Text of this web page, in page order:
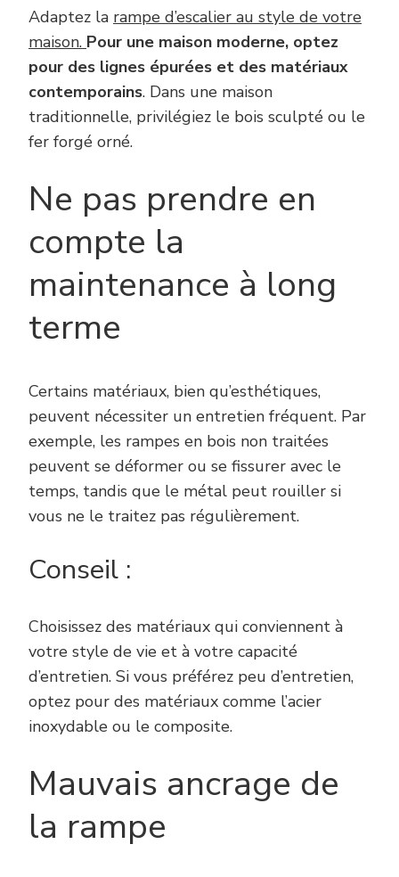
Adaptez la rampe d’escalier au style de votre
maison. Pour une maison moderne, optez
pour des lignes épurées et des matériaux
contemporains. Dans une maison
traditionnelle, privilégiez le bois sculpté ou le
fer forgé orné.
Ne pas prendre en
compte la
maintenance à long
terme
Certains matériaux, bien qu’esthétiques,
peuvent nécessiter un entretien fréquent. Par
exemple, les rampes en bois non traitées
peuvent se déformer ou se fissurer avec le
temps, tandis que le métal peut rouiller si
vous ne le traitez pas régulièrement.
Conseil :
Choisissez des matériaux qui conviennent à
votre style de vie et à votre capacité
d’entretien. Si vous préférez peu d’entretien,
optez pour des matériaux comme l’acier
inoxydable ou le composite.
Mauvais ancrage de
la rampe